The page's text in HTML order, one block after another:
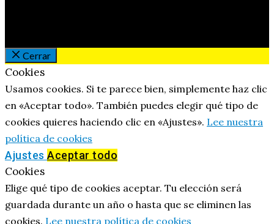
Cerrar
Cookies
Usamos cookies. Si te parece bien, simplemente haz clic
en «Aceptar todo». También puedes elegir qué tipo de
cookies quieres haciendo clic en «Ajustes». Lee nuestra
política de cookies
Ajustes Aceptar todo
Cookies
Elige qué tipo de cookies aceptar. Tu elección será
guardada durante un año o hasta que se eliminen las
cookies. Lee nuestra política de cookies